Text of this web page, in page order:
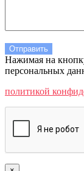
Нажимая на
персональных
политикой